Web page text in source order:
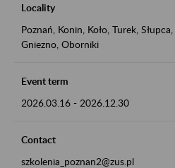
Locality
Poznań, Konin, Koło, Turek,
Gniezno, Oborniki
Event term
2026.03.16 - 2026.12.30
Contact
szkolenia_poznan2@zus.pl